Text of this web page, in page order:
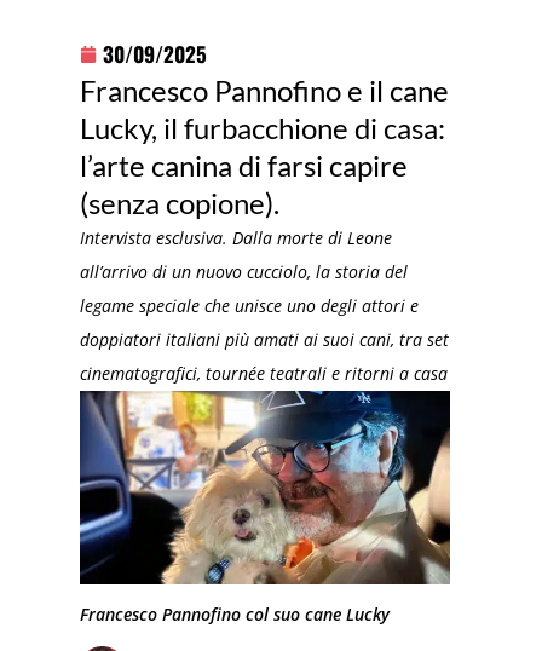
30/09/2025
Francesco Pannofino e il cane
Lucky, il furbacchione di casa:
l’arte canina di farsi capire
(senza copione).
Intervista esclusiva. Dalla morte di Leone
all’arrivo di un nuovo cucciolo, la storia del
legame speciale che unisce uno degli attori e
doppiatori italiani più amati ai suoi cani, tra set
cinematografici, tournée teatrali e ritorni a casa
Francesco Pannofino col suo cane Lucky